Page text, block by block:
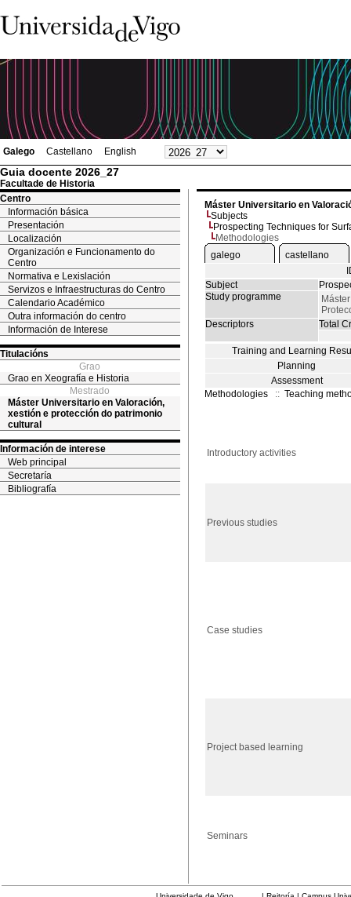
Galego Castellano English
Guia docente 2026_27
Facultade de Historia
Centro
Información básica
Presentación
Localización
Organización e Funcionamento do
Centro
Normativa e Lexislación
Servizos e Infraestructuras do Centro
Calendario Académico
Outra información do centro
Información de Interese
Titulacións
Grao
Grao en Xeografía e Historia
Mestrado
Máster Universitario en Valoración,
xestión e protección do patrimonio
cultural
Información de interese
Web principal
Secretaría
Bibliografía
Máster Universitario en
Subjects
Prospecting Techniques for
Methodologies
galego
castellano
Subject
Study programme
Descriptors
Total
Training and Learning
Planning
Assessment
Methodologies
:: Teaching
Introductory activities
Previous studies
Case studies
Project based learning
Seminars